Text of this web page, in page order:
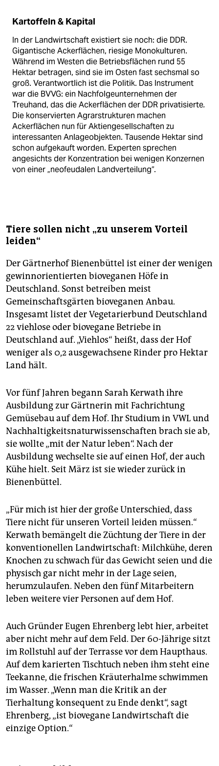
Kartoffeln & Kapital
In der Landwirtschaft existiert sie noch: die DDR.
Gigantische Ackerflächen, riesige Monokulturen.
Während im Westen die Betriebsflächen rund 55
Hektar betragen, sind sie im Osten fast sechsmal so
groß. Verantwortlich ist die Politik. Das Instrument
war die BVVG: ein Nachfolgeunternehmen der
Treuhand, das die Ackerflächen der DDR privatisierte.
Die konservierten Agrarstrukturen machen
Ackerflächen nun für Aktiengesellschaften zu
interessanten Anlageobjekten. Tausende Hektar sind
schon aufgekauft worden. Experten sprechen
angesichts der Konzentration bei wenigen Konzernen
von einer „neofeudalen Landverteilung“.
Tiere sollen nicht „zu unserem Vorteil
leiden“
Der Gärtnerhof Bienenbüttel ist einer der wenigen
gewinnorientierten bioveganen Höfe in
Deutschland. Sonst betreiben meist
Gemeinschaftsgärten bioveganen Anbau.
Insgesamt listet der Vegetarierbund Deutschland
22 viehlose oder biovegane Betriebe in
Deutschland auf. „Viehlos“ heißt, dass der Hof
weniger als 0,2 ausgewachsene Rinder pro Hektar
Land hält.
Vor fünf Jahren begann Sarah Kerwath ihre
Ausbildung zur Gärtnerin mit Fachrichtung
Gemüsebau auf dem Hof. Ihr Studium in VWL und
Nachhaltigkeitsnaturwissenschaften brach sie ab,
sie wollte „mit der Natur leben“. Nach der
Ausbildung wechselte sie auf einen Hof, der auch
Kühe hielt. Seit März ist sie wieder zurück in
Bienenbüttel.
„Für mich ist hier der große Unterschied, dass
Tiere nicht für unseren Vorteil leiden müssen.“
Kerwath bemängelt die Züchtung der Tiere in der
konventionellen Landwirtschaft: Milchkühe, deren
Knochen zu schwach für das Gewicht seien und die
physisch gar nicht mehr in der Lage seien,
herumzulaufen. Neben den fünf Mitarbeitern
leben weitere vier Personen auf dem Hof.
Auch Gründer Eugen Ehrenberg lebt hier, arbeitet
aber nicht mehr auf dem Feld. Der 60-Jährige sitzt
im Rollstuhl auf der Terrasse vor dem Haupthaus.
Auf dem karierten Tischtuch neben ihm steht eine
Teekanne, die frischen Kräuterhalme schwimmen
im Wasser. „Wenn man die Kritik an der
Tierhaltung konsequent zu Ende denkt“, sagt
Ehrenberg, „ist biovegane Landwirtschaft die
einzige Option.“